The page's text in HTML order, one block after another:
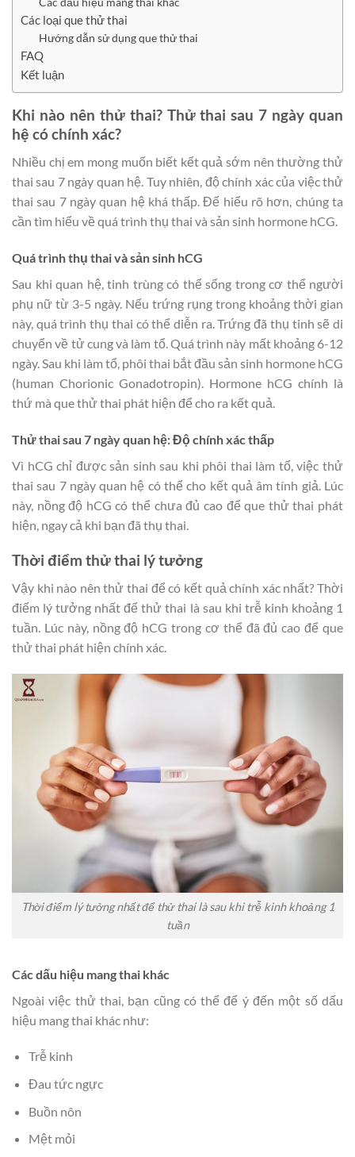
Các loại que thử thai
Hướng dẫn sử dụng que thử thai
FAQ
Kết luận
Khi nào nên thử thai? Thử thai sau 7 ngày quan
hệ có chính xác?
Nhiều chị em mong muốn biết kết quả sớm nên thường thử
thai sau 7 ngày quan hệ. Tuy nhiên, độ chính xác của việc thử
thai sau 7 ngày quan hệ khá thấp. Để hiểu rõ hơn, chúng ta
cần tìm hiểu về quá trình thụ thai và sản sinh hormone hCG.
Quá trình thụ thai và sản sinh hCG
Sau khi quan hệ, tinh trùng có thể sống trong cơ thể người
phụ nữ từ 3-5 ngày. Nếu trứng rụng trong khoảng thời gian
này, quá trình thụ thai có thể diễn ra. Trứng đã thụ tinh sẽ di
chuyển về tử cung và làm tổ. Quá trình này mất khoảng 6-12
ngày. Sau khi làm tổ, phôi thai bắt đầu sản sinh hormone hCG
(human Chorionic Gonadotropin). Hormone hCG chính là
thứ mà que thử thai phát hiện để cho ra kết quả.
Thử thai sau 7 ngày quan hệ: Độ chính xác thấp
Vì hCG chỉ được sản sinh sau khi phôi thai làm tổ, việc thử
thai sau 7 ngày quan hệ có thể cho kết quả âm tính giả. Lúc
này, nồng độ hCG có thể chưa đủ cao để que thử thai phát
hiện, ngay cả khi bạn đã thụ thai.
Thời điểm thử thai lý tưởng
Vậy khi nào nên thử thai để có kết quả chính xác nhất? Thời
điểm lý tưởng nhất để thử thai là sau khi trễ kinh khoảng 1
tuần. Lúc này, nồng độ hCG trong cơ thể đã đủ cao để que
thử thai phát hiện chính xác.
Thời điểm lý tưởng nhất để thử thai là sau khi trễ kinh khoảng 1
tuần
Các dấu hiệu mang thai khác
Ngoài việc thử thai, bạn cũng có thể để ý đến một số dấu
hiệu mang thai khác như:
Trễ kinh
Đau tức ngực
Buồn nôn
Mệt mỏi